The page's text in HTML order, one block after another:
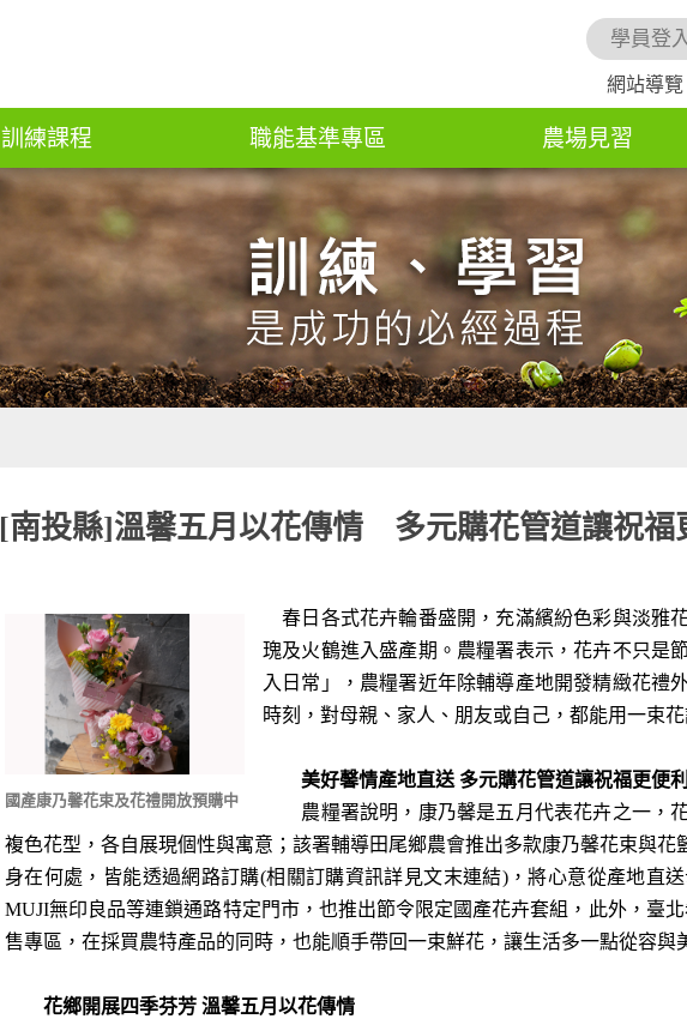
學員登
網站導覽
訓練課程 職能基準專區 農場見習
[南投縣]溫馨五月以花傳情 多元購花管道讓祝福
國產康乃馨花束及花禮開放預購中
春日各式花卉輪番盛開，充滿繽紛色彩與淡雅
瑰及火鶴進入盛產期。農糧署表示，花卉不只是
入日常」，農糧署近年除輔導產地開發精緻花禮
時刻，對母親、家人、朋友或自己，都能用一束
美好馨情產地直送 多元購花管道讓祝福更便
農糧署說明，康乃馨是五月代表花卉之一，
複色花型，各自展現個性與寓意；該署輔導田尾鄉農會推出多款康乃馨花束與
身在何處，皆能透過網路訂購(相關訂購資訊詳見文末連結)，將心意從產地直
MUJI無印良品等連鎖通路特定門市，也推出節令限定國產花卉套組，此外，臺
售專區，在採買農特產品的同時，也能順手帶回一束鮮花，讓生活多一點從容與
花鄉開展四季芬芳 溫馨五月以花傳情